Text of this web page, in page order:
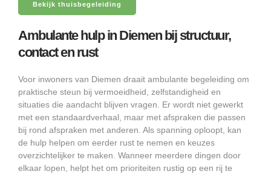
Bekijk thuisbegeleiding
Ambulante hulp in Diemen bij structuur,
contact en rust
Voor inwoners van Diemen draait ambulante begeleiding om
praktische steun bij vermoeidheid, zelfstandigheid en
situaties die aandacht blijven vragen. Er wordt niet gewerkt
met een standaardverhaal, maar met afspraken die passen
bij rond afspraken met anderen. Als spanning oploopt, kan
de hulp helpen om eerder rust te nemen en keuzes
overzichtelijker te maken. Wanneer meerdere dingen door
elkaar lopen, helpt het om prioriteiten rustig op een rij te